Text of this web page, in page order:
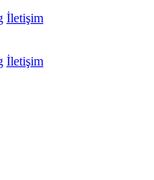
İletişim
İletişim